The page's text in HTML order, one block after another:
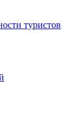
туристов